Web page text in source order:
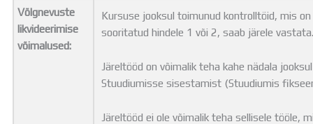
Võlgnevuste
likvideerimise
võimalused:
Kursuse jooksul toimunud kontrolltöid, mis
sooritatud hindele 1 või 2, saab järele
Järeltööd on võimalik teha kahe nädala
Stuudiumisse sisestamist (Stuudiumis
Järeltööd ei ole võimalik teha sellisele tööle,